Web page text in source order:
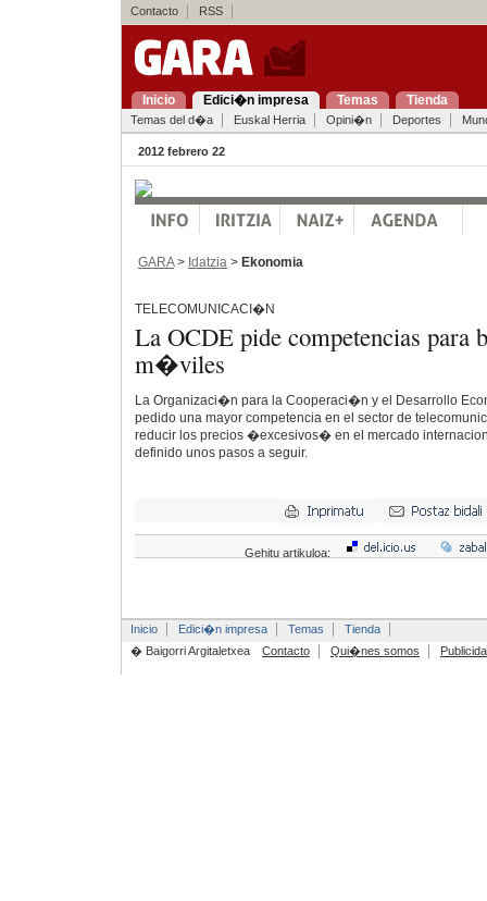
Contacto RSS
Inicio Edici�n impresa Temas Tienda
Temas del d�a Euskal Herria Opini�n Deportes
2012 febrero 22
GARA> Idatzia > Ekonomia
TELECOMUNICACI�N
La OCDE pide competencias para
m�viles
La Organizaci�n para la Cooperaci�n y el Desarrollo
pedido una mayor competencia en el sector de
reducir los precios �excesivos� en el mercado
definido unos pasos a seguir.
Gehitu artikuloa:
Inicio Edici�n impresa Temas
Tienda
� Baigorri Argitaletxea
Contacto Qui�nes somos